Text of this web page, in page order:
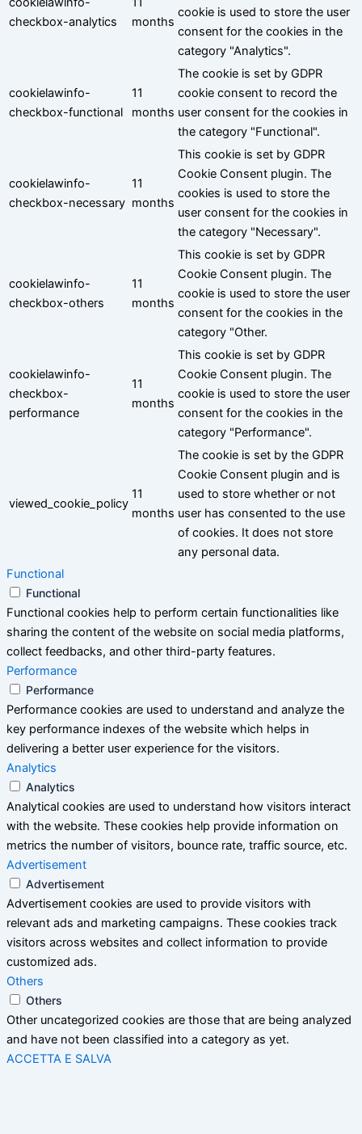
checkbox-analytics
months
cookie is used to store the user
consent for the cookies in the
category "Analytics".
cookielawinfo-
checkbox-functional
11
months
The cookie is set by GDPR
cookie consent to record the
user consent for the cookies in
the category "Functional".
cookielawinfo-
checkbox-necessary
11
months
This cookie is set by GDPR
Cookie Consent plugin. The
cookies is used to store the
user consent for the cookies in
the category "Necessary".
cookielawinfo-
checkbox-others
11
months
This cookie is set by GDPR
Cookie Consent plugin. The
cookie is used to store the user
consent for the cookies in the
category "Other.
cookielawinfo-
checkbox-
performance
11
months
This cookie is set by GDPR
Cookie Consent plugin. The
cookie is used to store the user
consent for the cookies in the
category "Performance".
viewed_cookie_policy
11
months
The cookie is set by the GDPR
Cookie Consent plugin and is
used to store whether or not
user has consented to the use
of cookies. It does not store
any personal data.
Functional
Functional
Functional cookies help to perform certain functionalities like
sharing the content of the website on social media platforms,
collect feedbacks, and other third-party features.
Performance
Performance
Performance cookies are used to understand and analyze the
key performance indexes of the website which helps in
delivering a better user experience for the visitors.
Analytics
Analytics
Analytical cookies are used to understand how visitors interact
with the website. These cookies help provide information on
metrics the number of visitors, bounce rate, traffic source, etc.
Advertisement
Advertisement
Advertisement cookies are used to provide visitors with
relevant ads and marketing campaigns. These cookies track
visitors across websites and collect information to provide
customized ads.
Others
Others
Other uncategorized cookies are those that are being analyzed
and have not been classified into a category as yet.
ACCETTA E SALVA